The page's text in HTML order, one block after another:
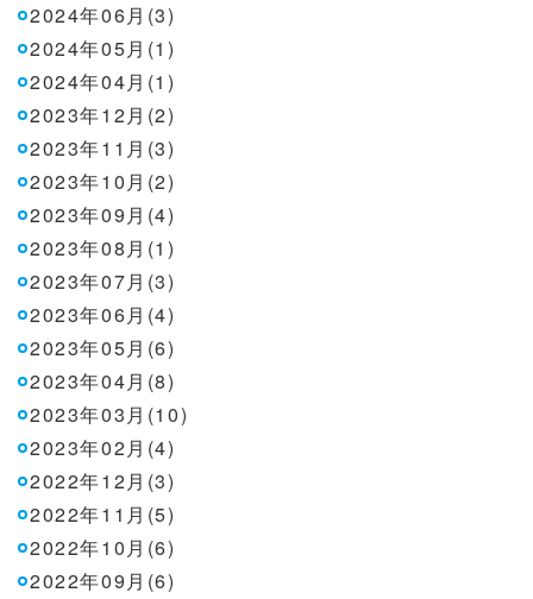
2024年06月(3)
2024年05月(1)
2024年04月(1)
2023年12月(2)
2023年11月(3)
2023年10月(2)
2023年09月(4)
2023年08月(1)
2023年07月(3)
2023年06月(4)
2023年05月(6)
2023年04月(8)
2023年03月(10)
2023年02月(4)
2022年12月(3)
2022年11月(5)
2022年10月(6)
2022年09月(6)